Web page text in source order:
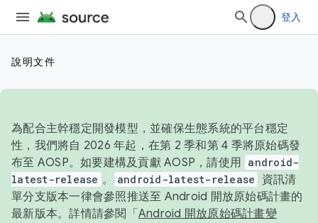
登入
說明文件
為配合主幹穩定開發模型，並確保生態系統的平台穩定
性，我們將自 2026 年起，在第 2 季和第 4 季將原始碼發
布至 AOSP。如要建構及貢獻 AOSP，請使用 android-
latest-release 。 android-latest-release
資訊清
單分支版本一律會參照推送至 Android 開放原始碼計畫的
最新版本。詳情請參閱「 Android 開放原始碼計畫變